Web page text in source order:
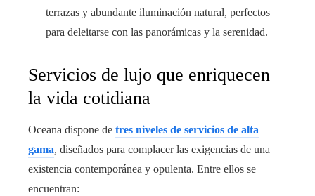
terrazas y abundante iluminación natural, perfectos
para deleitarse con las panorámicas y la serenidad.
Servicios de lujo que enriquecen
la vida cotidiana
Oceana dispone de tres niveles de servicios de alta
gama, diseñados para complacer las exigencias de una
existencia contemporánea y opulenta. Entre ellos se
encuentran: